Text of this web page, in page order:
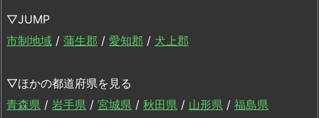
▽JUMP
市制地域 / 蒲生郡 / 愛知郡 / 犬上郡
▽ほかの都道府県を見る
青森県 / 岩手県 / 宮城県 / 秋田県 / 山形県 / 福島県